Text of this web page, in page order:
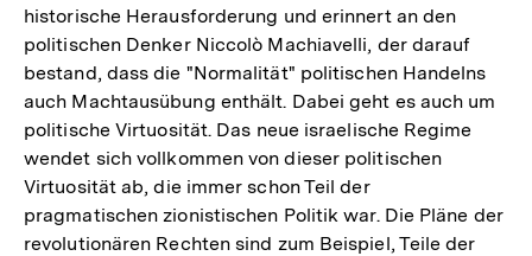
historische Herausforderung und erinnert an den
politischen Denker Niccolò Machiavelli, der darauf
bestand, dass die "Normalität" politischen Handelns
auch Machtausübung enthält. Dabei geht es auch um
politische Virtuosität. Das neue israelische Regime
wendet sich vollkommen von dieser politischen
Virtuosität ab, die immer schon Teil der
pragmatischen zionistischen Politik war. Die Pläne der
revolutionären Rechten sind zum Beispiel, Teile der